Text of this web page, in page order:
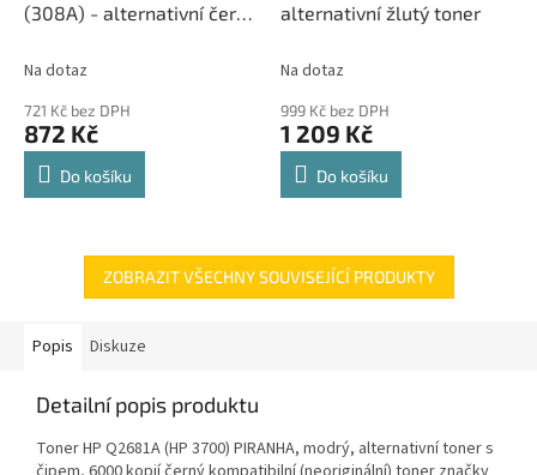
(308A) - alternativní černý
Na dotaz
721 Kč bez DPH
872 Kč
Do košíku
alternativní žlutý toner
Na dotaz
999 Kč bez DPH
1 209 Kč
Do košíku
ZOBRAZIT VŠECHNY SOUVISEJÍCÍ PRODUKTY
Popis Diskuze
Detailní popis produktu
Toner HP Q2681A (HP 3700) PIRANHA, modrý, alternativní toner s